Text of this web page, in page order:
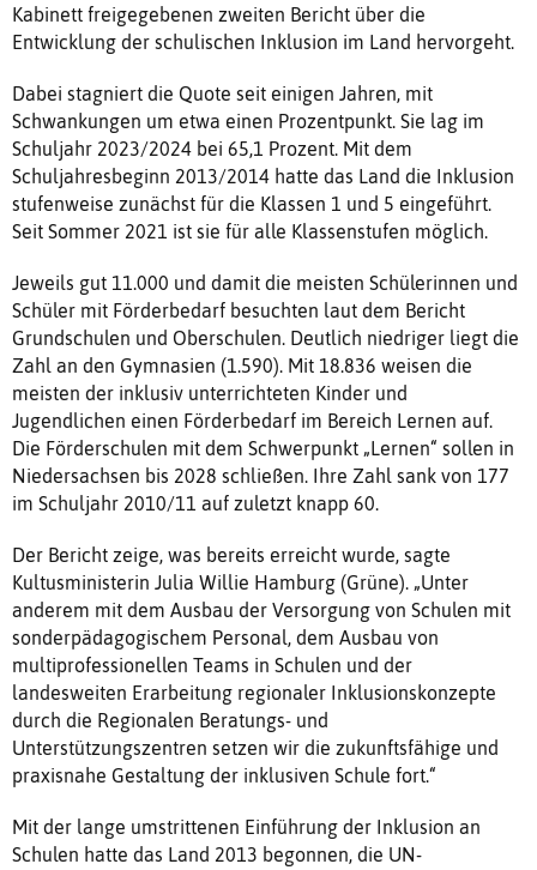
Kabinett freigegebenen zweiten Bericht über die
Entwicklung der schulischen Inklusion im Land hervorgeht.
Dabei stagniert die Quote seit einigen Jahren, mit
Schwankungen um etwa einen Prozentpunkt. Sie lag im
Schuljahr 2023/2024 bei 65,1 Prozent. Mit dem
Schuljahresbeginn 2013/2014 hatte das Land die Inklusion
stufenweise zunächst für die Klassen 1 und 5 eingeführt.
Seit Sommer 2021 ist sie für alle Klassenstufen möglich.
Jeweils gut 11.000 und damit die meisten Schülerinnen und
Schüler mit Förderbedarf besuchten laut dem Bericht
Grundschulen und Oberschulen. Deutlich niedriger liegt die
Zahl an den Gymnasien (1.590). Mit 18.836 weisen die
meisten der inklusiv unterrichteten Kinder und
Jugendlichen einen Förderbedarf im Bereich Lernen auf.
Die Förderschulen mit dem Schwerpunkt „Lernen“ sollen in
Niedersachsen bis 2028 schließen. Ihre Zahl sank von 177
im Schuljahr 2010/11 auf zuletzt knapp 60.
Der Bericht zeige, was bereits erreicht wurde, sagte
Kultusministerin Julia Willie Hamburg (Grüne). „Unter
anderem mit dem Ausbau der Versorgung von Schulen mit
sonderpädagogischem Personal, dem Ausbau von
multiprofessionellen Teams in Schulen und der
landesweiten Erarbeitung regionaler Inklusionskonzepte
durch die Regionalen Beratungs- und
Unterstützungszentren setzen wir die zukunftsfähige und
praxisnahe Gestaltung der inklusiven Schule fort.“
Mit der lange umstrittenen Einführung der Inklusion an
Schulen hatte das Land 2013 begonnen, die UN-